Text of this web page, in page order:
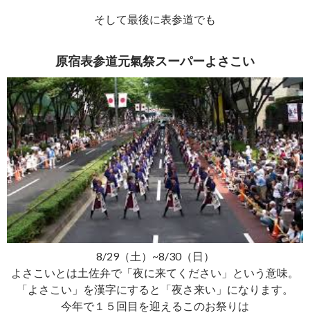
そして最後に表参道でも
原宿表参道元氣祭スーパーよさこい
8/29（土）~8/30（日）
よさこいとは土佐弁で「夜に来てください」という意味。
「よさこい」を漢字にすると「夜さ来い」になります。
今年で１５回目を迎えるこのお祭りは